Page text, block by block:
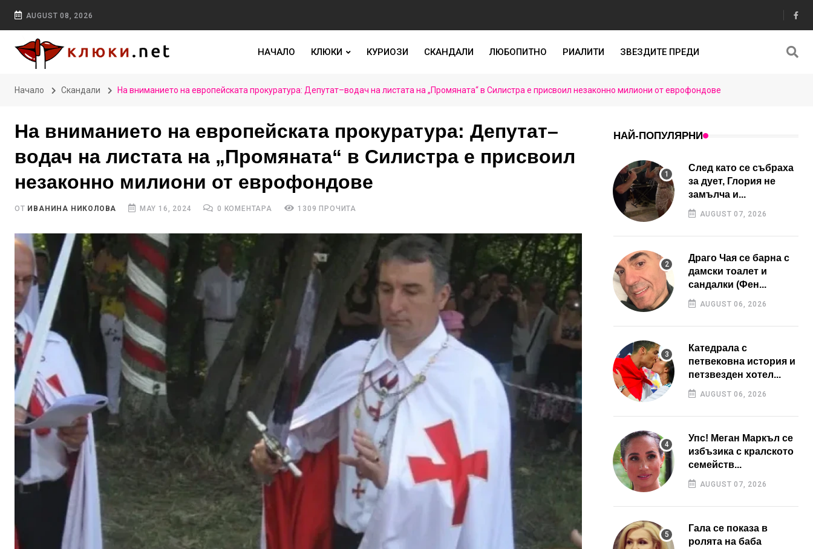
AUGUST 08, 2026
НАЧАЛО КЛЮКИ КУРИОЗИ СКАНДАЛИ ЛЮБОПИТНО РИАЛИТИ ЗВЕЗДИТЕ ПРЕДИ
Начало Скандали На вниманието на европейската прокуратура: Депутат–водач на листата на „Промяната“ в Силистра е присвоил незаконно милиони от еврофондове
На вниманието на европейската прокуратура: Депутат–
водач на листата на „Промяната“ в Силистра е присвоил
незаконно милиони от еврофондове
ОТ ИВАНИНА НИКОЛОВА MAY 16, 2024 0 КОМЕНТАРА 1309 ПРОЧИТА
НАЙ-ПОПУЛЯРНИ
След като се събраха
за дует, Глория не
замълча и...
AUGUST 07, 2026
Драго Чая се барна с
дамски тоалет и
сандалки (Фен...
AUGUST 06, 2026
Катедрала с
петвековна история и
петзвезден хотел...
AUGUST 06, 2026
Упс! Меган Маркъл се
избъзика с кралското
семейств...
AUGUST 07, 2026
Гала се показа в
ролята на баба